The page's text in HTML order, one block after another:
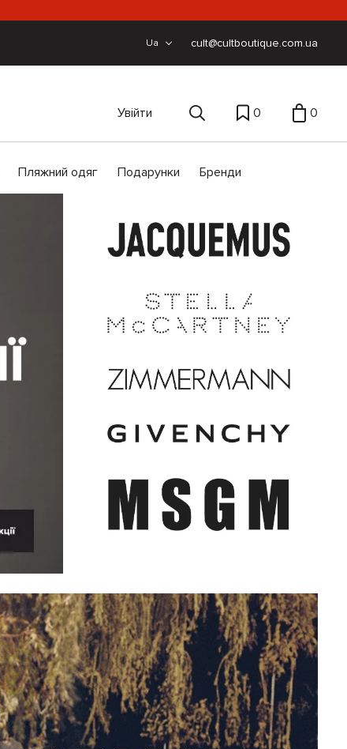
Ua cult@cultboutique.com.ua
Пляжний одяг Подарунки Бренди
Увійти 0 0